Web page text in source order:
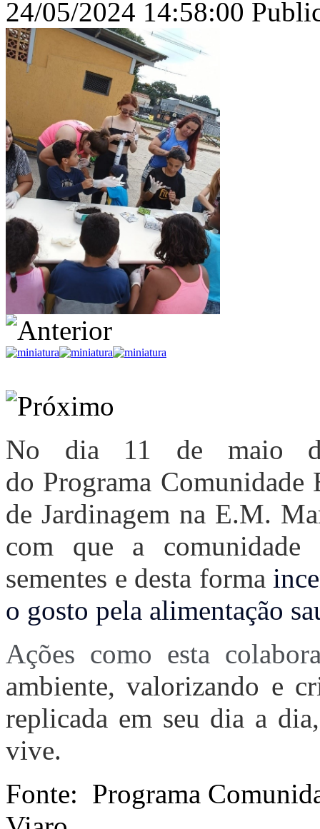
24/05/2024 14:58:00
No dia 11 de maio de
do Programa Comunidade
de Jardinagem na E.M.
com que a
sementes e desta forma
o gosto pela alimentação
Ações como esta
ambiente, valorizando e
replicada em seu dia a
vive.
Fonte: Programa